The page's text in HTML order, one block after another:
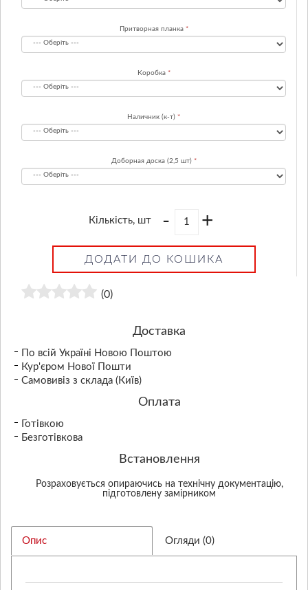
Притворная планка
Коробка
Наличник (к-т)
Доборная доска (2,5 шт)
Кількість, шт - +
ДОДАТИ ДО КОШИКА
(0)
Доставка
По всій Україні Новою Поштою
Кур'єром Нової Пошти
Самовивіз з склада (Київ)
Оплата
Готівкою
Безготівкова
Встановлення
Розраховується опираючись на технічну документацію,
підготовлену замірником
Опис Огляди (0)